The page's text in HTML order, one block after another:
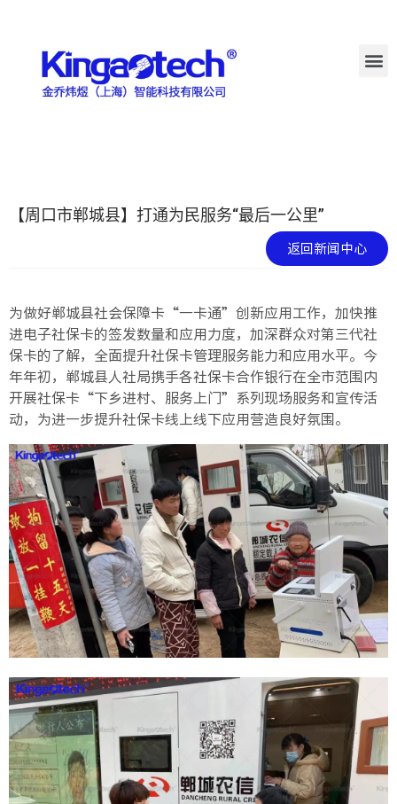
【周口市郸城县】打通为民服务“最后一公里”
返回新闻中心
为做好郸城县社会保障卡“一卡通”创新应用工作，加快推
进电子社保卡的签发数量和应用力度，加深群众对第三代社
保卡的了解，全面提升社保卡管理服务能力和应用水平。今
年年初，郸城县人社局携手各社保卡合作银行在全市范围内
开展社保卡“下乡进村、服务上门”系列现场服务和宣传活
动，为进一步提升社保卡线上线下应用营造良好氛围。